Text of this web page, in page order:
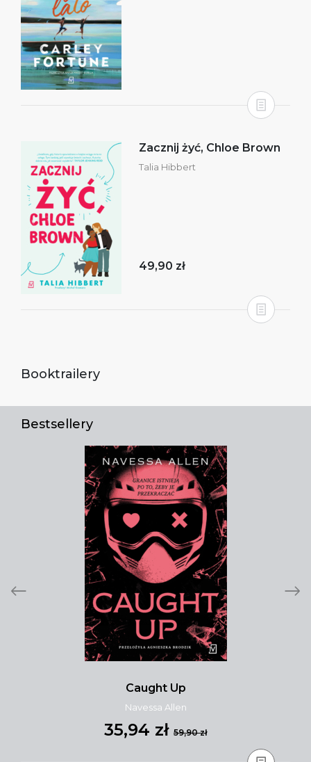
Zacznij żyć, Chloe Brown
Talia Hibbert
49,90 zł
Booktrailery
Bestsellery
Caught Up
Navessa Allen
35,94 zł 59,90 zł